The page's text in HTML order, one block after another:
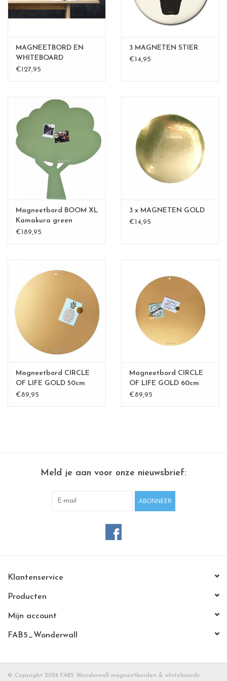
MAGNEETBORD EN
WHITEBOARD
TEKSTBALLON LARGE
€127,95
3 MAGNETEN STIER
€14,95
Magneetbord BOOM XL
Kamakura green
€189,95
3 x MAGNETEN GOLD
€14,95
Magneetbord CIRCLE
OF LIFE GOLD 50cm
diam.
€89,95
Magneetbord CIRCLE
OF LIFE GOLD 60cm
€89,95
Meld je aan voor onze nieuwsbrief:
ABONNEER
Klantenservice
Producten
Mijn account
FAB5_Wonderwall
© Copyright 2026 FAB5 Wonderwall magneetborden & whiteboards -